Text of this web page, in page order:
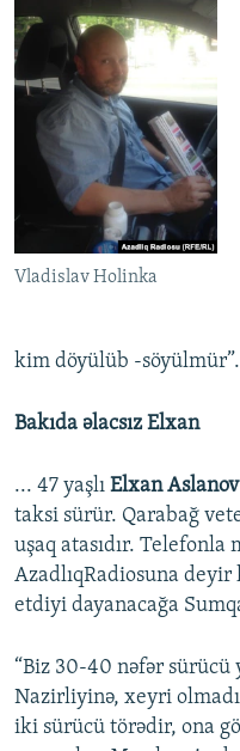
Vladislav Holinka
kim döyülüb -söyülmür”.
Bakıda əlacsız Elxan
... 47 yaşlı Elxan Aslanov
taksi sürür. Qarabağ
uşaq atasıdır. Telefonla
AzadlıqRadiosuna
etdiyi dayanacağa
“Biz 30-40 nəfər sürücü
Nazirliyinə, xeyri
iki sürücü törədir, ona